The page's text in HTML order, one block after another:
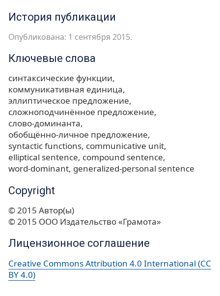
История публикации
Опубликована: 1 сентября 2015.
Ключевые слова
синтаксические функции
коммуникативная единица
эллиптическое предложение
сложноподчинённое предложение
слово-доминанта
обобщённо-личное предложение
syntactic functions communicative unit
elliptical sentence compound sentence
word-dominant generalized-personal sentence
Copyright
© 2015 Автор(ы)
© 2015 ООО Издательство «Грамота»
Лицензионное соглашение
Creative Commons Attribution 4.0 International (CC
BY 4.0)